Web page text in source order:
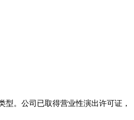
。公司已取得营业性演出许可证，